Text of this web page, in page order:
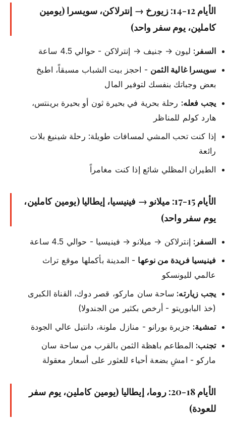
الأيام 12-14: زيورخ → إنترلاكن، سويسرا (يومين
كاملين، يوم سفر واحد)
السفر: ليون → جنيف → إنترلاكن - حوالي 4.5 ساعة
سويسرا غالية الثمن - احجز بيت الشباب مسبقاً، اطبخ
بعض وجباتك بنفسك لتوفير المال
يجب فعله: رحلة بحرية في بحيرة ثون أو بحيرة برينتس،
هارد كولم للمناظر
إذا كنت تحب المشي لمسافات طويلة: رحلة شينيغ بلات
رائعة
الطيران المظلي شائع إذا كنت مغامراً
الأيام 15-17: ميلانو → فينيسيا، إيطاليا (يومين كاملين،
يوم سفر واحد)
السفر: إنترلاكن → ميلانو → فينيسيا - حوالي 4.5 ساعة
فينيسيا فريدة من نوعها - المدينة بأكملها موقع تراث
عالمي لليونسكو
يجب زيارته: ساحة سان ماركو، قصر دوك، القناة الكبرى
(خذ البابوريتو - أرخص بكثير من الجندولا)
تمشية: جزيرة بورانو - منازل ملونة، دانتيل عالي الجودة
تجنب: المطاعم باهظة الثمن بالقرب من ساحة سان
ماركو - امشِ بضعة أحياء للعثور على أسعار معقولة
الأيام 18-20: روما، إيطاليا (يومين كاملين، يوم سفر
للعودة)